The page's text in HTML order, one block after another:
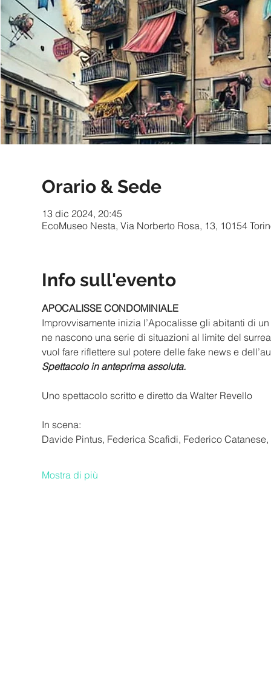
Orario & Sede
13 dic 2024, 20:45
EcoMuseo Nesta, Via Norberto Rosa, 13, 10154
Info sull'evento
APOCALISSE CONDOMINIALE
Improvvisamente inizia l’Apocalisse gli abitanti di
ne nascono una serie di situazioni al limite del
vuol fare riflettere sul potere delle fake news e
Spettacolo in anteprima assoluta.
Uno spettacolo scritto e diretto da Walter Revello
In scena:
Davide Pintus, Federica Scafidi, Federico
Mostra di più